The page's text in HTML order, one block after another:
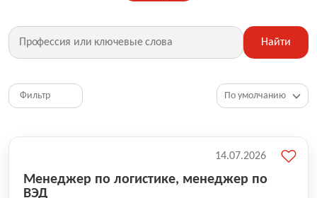
Фитнес, красота, спорт Страхование
Медицина, фармацевтика Маркетинг, PR, реклама
HR, управление персоналом
Топ менеджмент, руководители
Найти
Фильтр
Менеджер по логистике, менеджер по
ВЭД
14.07.2026